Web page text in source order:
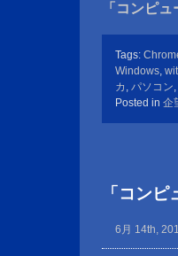
「コンピ
Tags:
Windows,
カ , パソコン,
Posted in 企
「コン
6月 14th,